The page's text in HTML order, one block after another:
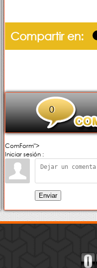
Compartir en:
0
ComForm">
Iniciar sesión :
Enviar